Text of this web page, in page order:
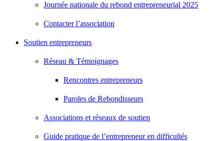
Journée nationale du rebond entrepreneurial 2025
Contacter l’association
Soutien entrepreneurs
Réseau & Témoignages
Rencontres entrepreneurs
Paroles de Rebondisseurs
Associations et réseaux de soutien
Guide pratique de l’entrepreneur en difficultés